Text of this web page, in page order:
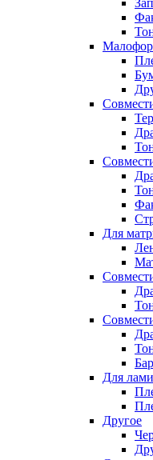
Для
Для
Другое